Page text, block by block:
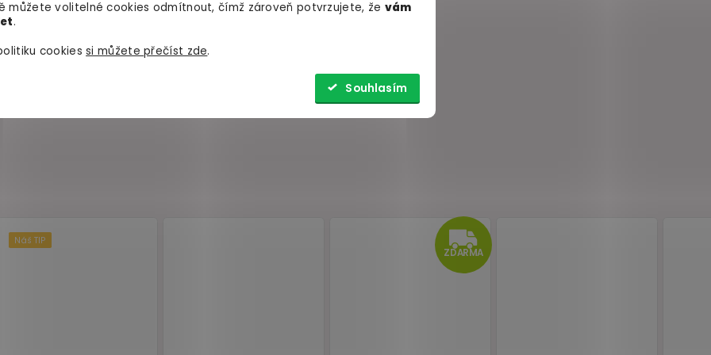
můžete volitelné cookies odmítnout, čímž zároveň potvrzujete, že vám
.
cookiessi můžete přečíst zde.
Souhlasím